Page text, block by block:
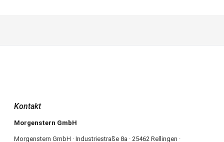
Kontakt
Morgenstern GmbH
Morgenstern GmbH · Industriestraße 8a · 25462 Rellingen ·